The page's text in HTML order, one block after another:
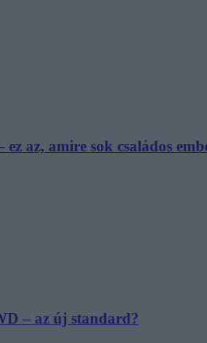
az, amire sok családos
– az új standard?